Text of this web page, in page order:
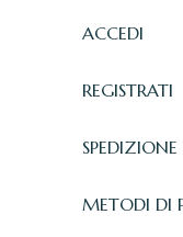
ACCEDI
REGISTRATI
SPEDIZIONE
METODI DI